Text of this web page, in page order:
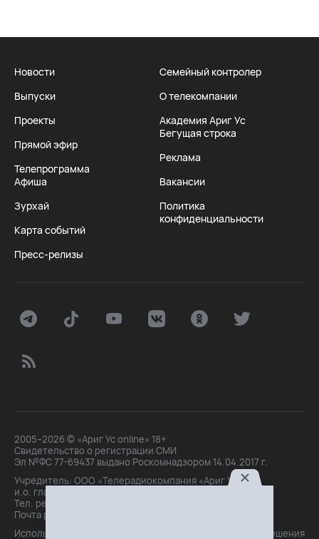
Новости
Выпуски
Проекты
Прямой эфир
Телепрограмма
Афиша
Зурхай
Карта событий
Пресс-релизы
Семейный контролер
О телекомпании
Академия Ариг Ус
Бегущая строка
Реклама
Вакансии
Политика
конфиденциальности
2005–2026 © «Ариг Ус online» 18+
Свидетельство о регистрации СМИ
Эл №ФС 77-69437 выдано Роскомнадзором 14.04.2017 г.
Учредитель: ООО «Телерадиокомпания «Ариг Ус»,
и.о. главного редактора: Маханова О.Б.
Тел. peдakции: +7(3012)21-30-14,
Почта peдakции: editor@arigus.tv
Использование материалов только с письменного разрешения